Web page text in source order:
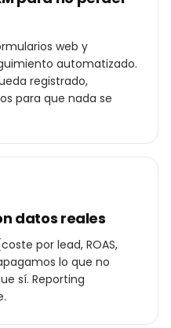
web y
automatizado.
registrado,
para que nada se
datos reales
por lead, ROAS,
lo que no
sí. Reporting